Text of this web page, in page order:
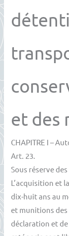
et des
CHAPITRE I –
Art. 23.
Sous réserve
L’acquisition et
dix-huit ans au
et munitions des
déclaration et de